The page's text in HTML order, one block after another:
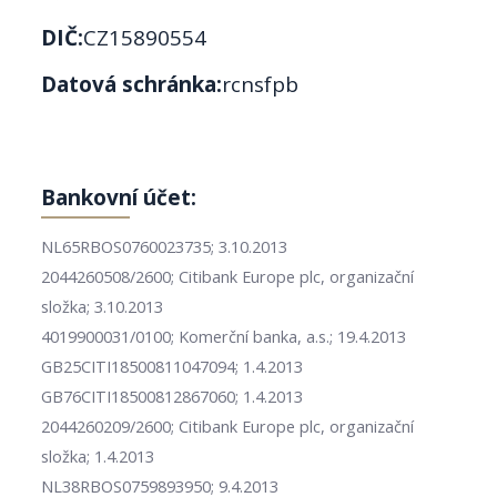
DIČ:CZ15890554
Datová schránka:rcnsfpb
Bankovní účet:
NL65RBOS0760023735; 3.10.2013
2044260508/2600; Citibank Europe plc, organizační
složka; 3.10.2013
4019900031/0100; Komerční banka, a.s.; 19.4.2013
GB25CITI18500811047094; 1.4.2013
GB76CITI18500812867060; 1.4.2013
2044260209/2600; Citibank Europe plc, organizační
složka; 1.4.2013
NL38RBOS0759893950; 9.4.2013